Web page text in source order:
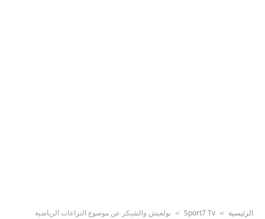
الرئيسية »
Sport7 Tv
» بولعيش والشيكر عن موضوع النزاعات الرياضية